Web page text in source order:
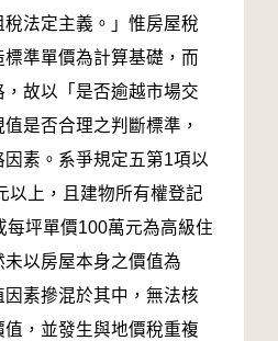
法定主義。」惟房屋稅
準單價為計算基礎，而
故以「是否逾越市場交
是否合理之判斷標準，
素。系爭規定五第1項以
以上，且建物所有權登記
每坪單價100萬元為高級住
以房屋本身之價值為
素摻混於其中，無法核
，並發生與地價稅重複